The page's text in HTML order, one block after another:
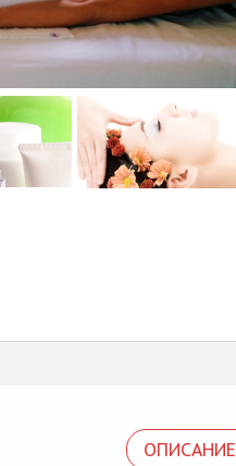
ОПИСАНИЕ